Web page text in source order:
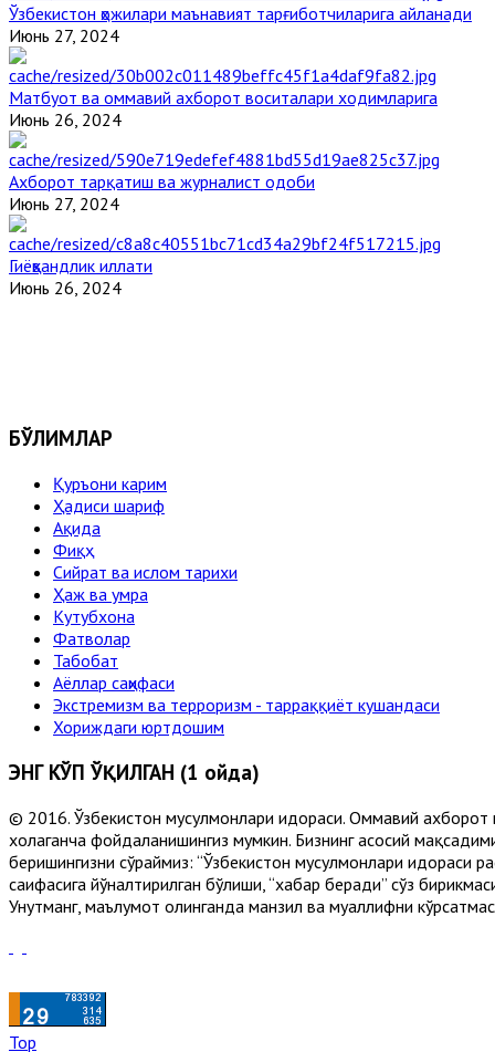
Ўзбекистон ҳожилари маънавият тарғиботчиларига айланади
Июнь 27, 2024
Матбуот ва оммавий ахборот воситалари ходимларига
Июнь 26, 2024
Ахборот тарқатиш ва журналист одоби
Июнь 27, 2024
Гиёҳвандлик иллати
Июнь 26, 2024
БЎЛИМЛАР
Қуръони карим
Ҳадиси шариф
Ақида
Фиқҳ
Сийрат ва ислом тарихи
Ҳаж ва умра
Кутубхона
Фатволар
Табобат
Аёллар саҳифаси
Экстремизм ва терроризм - тарраққиёт кушандаси
Хориждаги юртдошим
ЭНГ КЎП ЎҚИЛГАН (1 ойда)
© 2016. Ўзбекистон мусулмонлари идораси. Оммавий ахборот
хоҳлаганча фойдаланишингиз мумкин. Бизнинг асосий
беришингизни сўраймиз: “Ўзбекистон мусулмонлари идораси
саҳифасига йўналтирилган бўлиши, “хабар беради” сўз
Унутманг, маълумот олинганда манзил ва муаллифни
Top